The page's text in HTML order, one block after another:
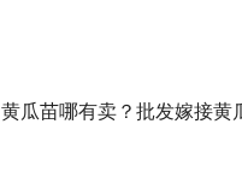
瓜苗哪有卖？批发嫁接